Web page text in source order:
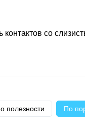
контактов со
полезности По